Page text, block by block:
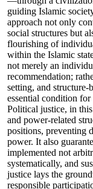
guiding Islamic
approach not only
social structures but
flourishing of
within the Islamic
not merely an
recommendation;
setting, and
essential condition
Political justice, in
and power-related
positions, preventing
power. It also
implemented not
systematically, and
justice lays the
responsible